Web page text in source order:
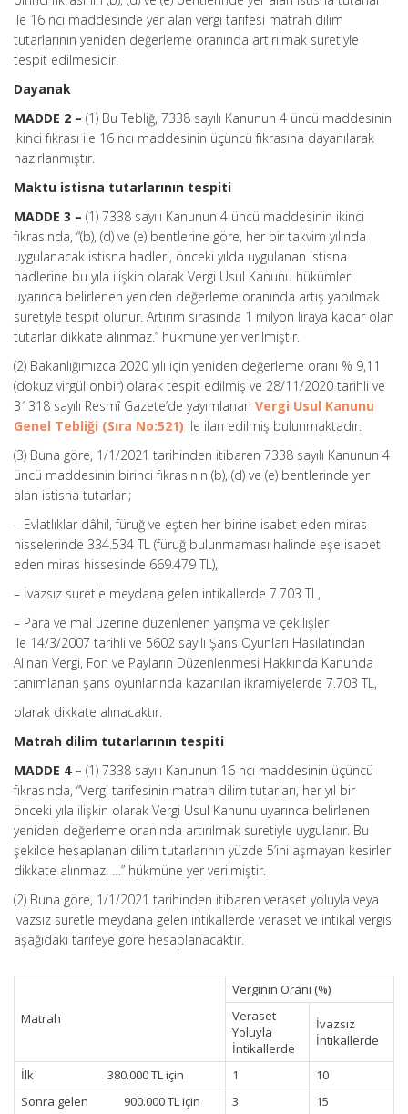
ile 16 ncı maddesinde yer alan vergi tarifesi matrah dilim
tutarlarının yeniden değerleme oranında artırılmak suretiyle
tespit edilmesidir.
Dayanak
MADDE 2 – (1) Bu Tebliğ, 7338 sayılı Kanunun 4 üncü maddesinin
ikinci fıkrası ile 16 ncı maddesinin üçüncü fıkrasına dayanılarak
hazırlanmıştır.
Maktu istisna tutarlarının tespiti
MADDE 3 – (1) 7338 sayılı Kanunun 4 üncü maddesinin ikinci
fıkrasında, “(b), (d) ve (e) bentlerine göre, her bir takvim yılında
uygulanacak istisna hadleri, önceki yılda uygulanan istisna
hadlerine bu yıla ilişkin olarak Vergi Usul Kanunu hükümleri
uyarınca belirlenen yeniden değerleme oranında artış yapılmak
suretiyle tespit olunur. Artırım sırasında 1 milyon liraya kadar olan
tutarlar dikkate alınmaz.” hükmüne yer verilmiştir.
(2) Bakanlığımızca 2020 yılı için yeniden değerleme oranı % 9,11
(dokuz virgül onbir) olarak tespit edilmiş ve 28/11/2020 tarihli ve
31318 sayılı Resmî Gazete’de yayımlanan Vergi Usul Kanunu
Genel Tebliği (Sıra No:521) ile ilan edilmiş bulunmaktadır.
(3) Buna göre, 1/1/2021 tarihinden itibaren 7338 sayılı Kanunun 4
üncü maddesinin birinci fıkrasının (b), (d) ve (e) bentlerinde yer
alan istisna tutarları;
– Evlatlıklar dâhil, füruğ ve eşten her birine isabet eden miras
hisselerinde 334.534 TL (füruğ bulunmaması halinde eşe isabet
eden miras hissesinde 669.479 TL),
– İvazsız suretle meydana gelen intikallerde 7.703 TL,
– Para ve mal üzerine düzenlenen yarışma ve çekilişler
ile 14/3/2007 tarihli ve 5602 sayılı Şans Oyunları Hasılatından
Alınan Vergi, Fon ve Payların Düzenlenmesi Hakkında Kanunda
tanımlanan şans oyunlarında kazanılan ikramiyelerde 7.703 TL,
olarak dikkate alınacaktır.
Matrah dilim tutarlarının tespiti
MADDE 4 – (1) 7338 sayılı Kanunun 16 ncı maddesinin üçüncü
fıkrasında, “Vergi tarifesinin matrah dilim tutarları, her yıl bir
önceki yıla ilişkin olarak Vergi Usul Kanunu uyarınca belirlenen
yeniden değerleme oranında artırılmak suretiyle uygulanır. Bu
şekilde hesaplanan dilim tutarlarının yüzde 5’ini aşmayan kesirler
dikkate alınmaz. …” hükmüne yer verilmiştir.
(2) Buna göre, 1/1/2021 tarihinden itibaren veraset yoluyla veya
ivazsız suretle meydana gelen intikallerde veraset ve intikal vergisi
aşağıdaki tarifeye göre hesaplanacaktır.
Matrah
Verginin Oranı (%)
Veraset
Yoluyla
İntikallerde
İvazsız
İntikallerde
İlk 380.000 TL için 1
10
Sonra gelen 900.000 TL için
3 15